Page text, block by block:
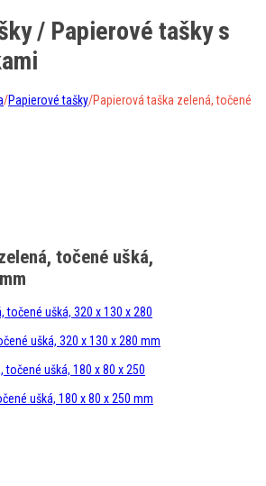
/ Papierové tašky s
/Papierové tašky/Papierová taška zelená, točené
točené ušká,
ušká, 320 x 130 x 280 mm
ušká, 180 x 80 x 250 mm